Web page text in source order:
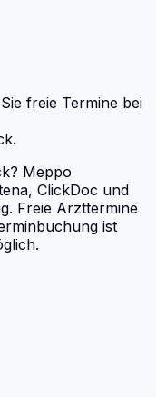
freie Termine bei
Meppo
ClickDoc und
Freie Arzttermine
ist